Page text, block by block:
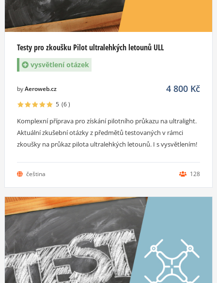
Testy pro zkoušku Pilot ultralehkých letounů ULL
vysvětlení otázek
byAeroweb.cz 4 800 Kč
5 (6)
Komplexní příprava pro získání pilotního průkazu na ultralight.
Aktuální zkušební otázky z předmětů testovaných v rámci
zkoušky na průkaz pilota ultralehkých letounů. I s vysvětlením!
čeština 128